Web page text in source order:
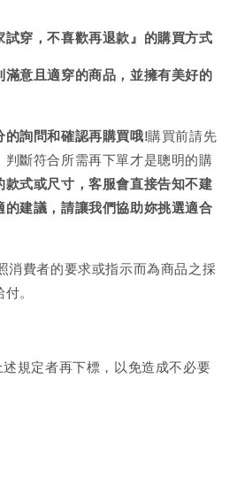
穿，不喜歡再退款』的購買方式
意且適穿的商品，並擁有美好的
詢問和確認再購買哦!購買前請先
斷符合所需再下單才是聰明的購
款式或尺寸，客服會直接告知不建
的建議，請讓我們協助妳挑選適合
消費者的要求或指示而為商品之採
。
規定者再下標，以免造成不必要